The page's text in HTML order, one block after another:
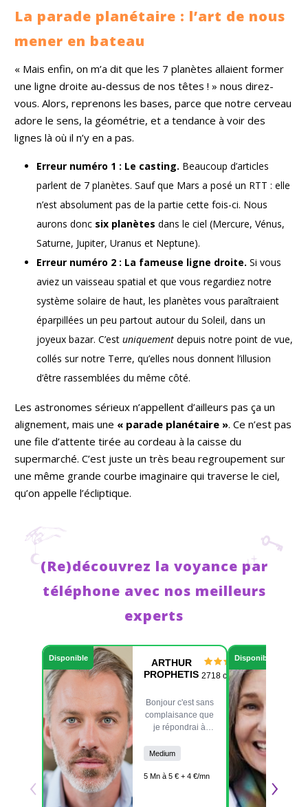
La parade planétaire : l’art de nous
mener en bateau
« Mais enfin, on m’a dit que les 7 planètes allaient former
une ligne droite au-dessus de nos têtes ! » nous direz-
vous. Alors, reprenons les bases, parce que notre cerveau
adore le sens, la géométrie, et a tendance à voir des
lignes là où il n’y en a pas.
Erreur numéro 1 : Le casting. Beaucoup d’articles
parlent de 7 planètes. Sauf que Mars a posé un RTT : elle
n’est absolument pas de la partie cette fois-ci. Nous
aurons donc six planètes dans le ciel (Mercure, Vénus,
Saturne, Jupiter, Uranus et Neptune).
Erreur numéro 2 : La fameuse ligne droite. Si vous
aviez un vaisseau spatial et que vous regardiez notre
système solaire de haut, les planètes vous paraîtraient
éparpillées un peu partout autour du Soleil, dans un
joyeux bazar. C’est uniquement depuis notre point de vue,
collés sur notre Terre, qu’elles nous donnent l’illusion
d’être rassemblées du même côté.
Les astronomes sérieux n’appellent d’ailleurs pas ça un
alignement, mais une « parade planétaire ». Ce n’est pas
une file d’attente tirée au cordeau à la caisse du
supermarché. C’est juste un très beau regroupement sur
une même grande courbe imaginaire qui traverse le ciel,
qu’on appelle l’écliptique.
(Re)découvrez la voyance par
téléphone avec nos meilleurs
experts
‹
Disponible
ARTHUR
PROPHETIS 2718 consult.
Bonjour c'est sans
complaisance que
je répondrai à
questions et sans
aucun tabou. je
suis médium pur,
Medium
5 Mn à 5 € + 4 €/mn
Disponible
›